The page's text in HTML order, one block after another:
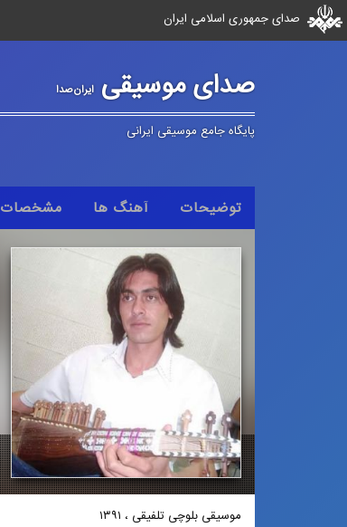
صدای جمهوری اسلامی ایران
صدای موسیقیایران‌صدا
پایگاه جامع موسیقی ایرانی
توضیحات آهنگ ها مشخصات
موسیقی بلوچی تلفیقی ، ۱۳۹۱